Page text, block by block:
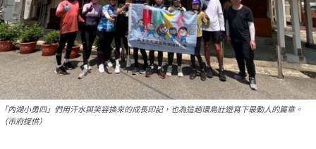
「內湖小勇四」們用汗水與笑容換來的成長印記，也為這趟環島壯遊寫下最動人的篇章。
（市府提供）